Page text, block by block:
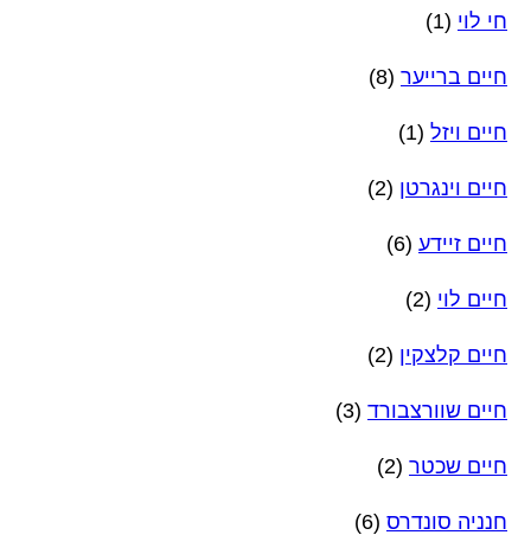
חי לוי (1)
חיים ברייער (8)
חיים ויזל (1)
חיים וינגרטן (2)
חיים זיידע (6)
חיים לוי (2)
חיים קלצקין (2)
חיים שוורצבורד (3)
חיים שכטר (2)
חנניה סונדרס (6)